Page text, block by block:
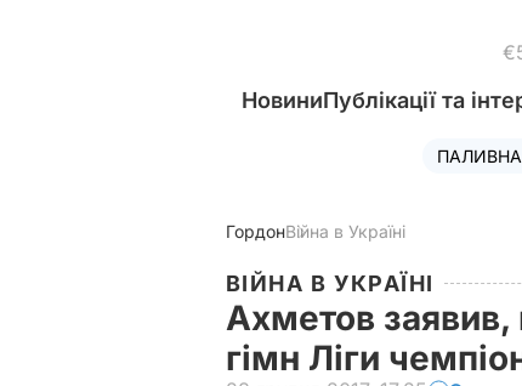
НовиниПублікації та
ГордонВійна в Україні
ВІЙНА В УКРАЇНІ
Ахметов заявив,
гімн Ліги